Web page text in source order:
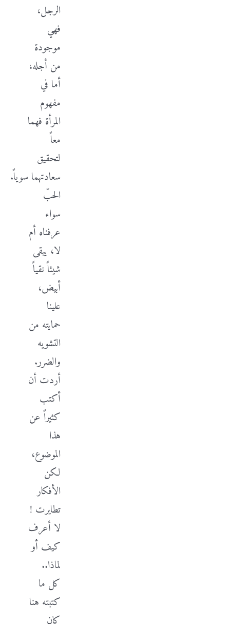
الرجل،
فهي
موجودة
من أجله،
أما في
مفهوم
المرأة فهما
معاً
لتحقيق
سعادتهما سوياً.
الحبّ
سواء
عرفناه أم
لا، يبقى
شيئاً نقياً
أبيض،
علينا
حمايته من
التشويه
والضرر.
أردت أن
أكتب
كثيراً عن
هذا
الموضوع،
لكن
الأفكار
تطايرت !
لا أعرف
كيف أو
لماذا..
كل ما
كتبته هنا